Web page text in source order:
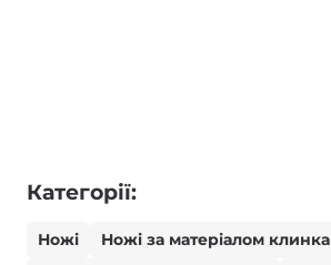
Категорії:
Ножі Ножі за матеріалом клинка